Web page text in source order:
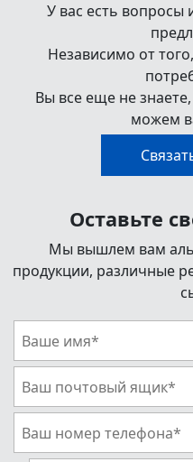
У вас есть
Независимо от
Вы все еще не
можем
Оставьте
Мы вышлем вам
продукции, различные